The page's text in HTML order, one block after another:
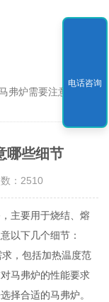
弗炉需要注意哪些细
哪些细节
：2510
主要用于烧结、熔
以下几个细节：
，包括加热温度范
马弗炉的性能要求
择合适的马弗炉。
电话咨询